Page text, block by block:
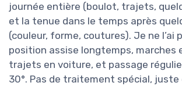
journée entière (boulot, trajets,
et la tenue dans le temps après
(couleur, forme, coutures). Je ne l’ai
position assise longtemps, marches
trajets en voiture, et passage
30°. Pas de traitement spécial,